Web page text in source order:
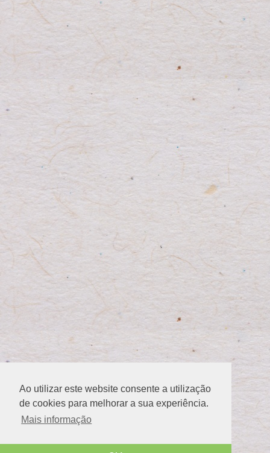
Ao utilizar este website consente a utilização
de cookies para melhorar a sua experiência.
Mais informação